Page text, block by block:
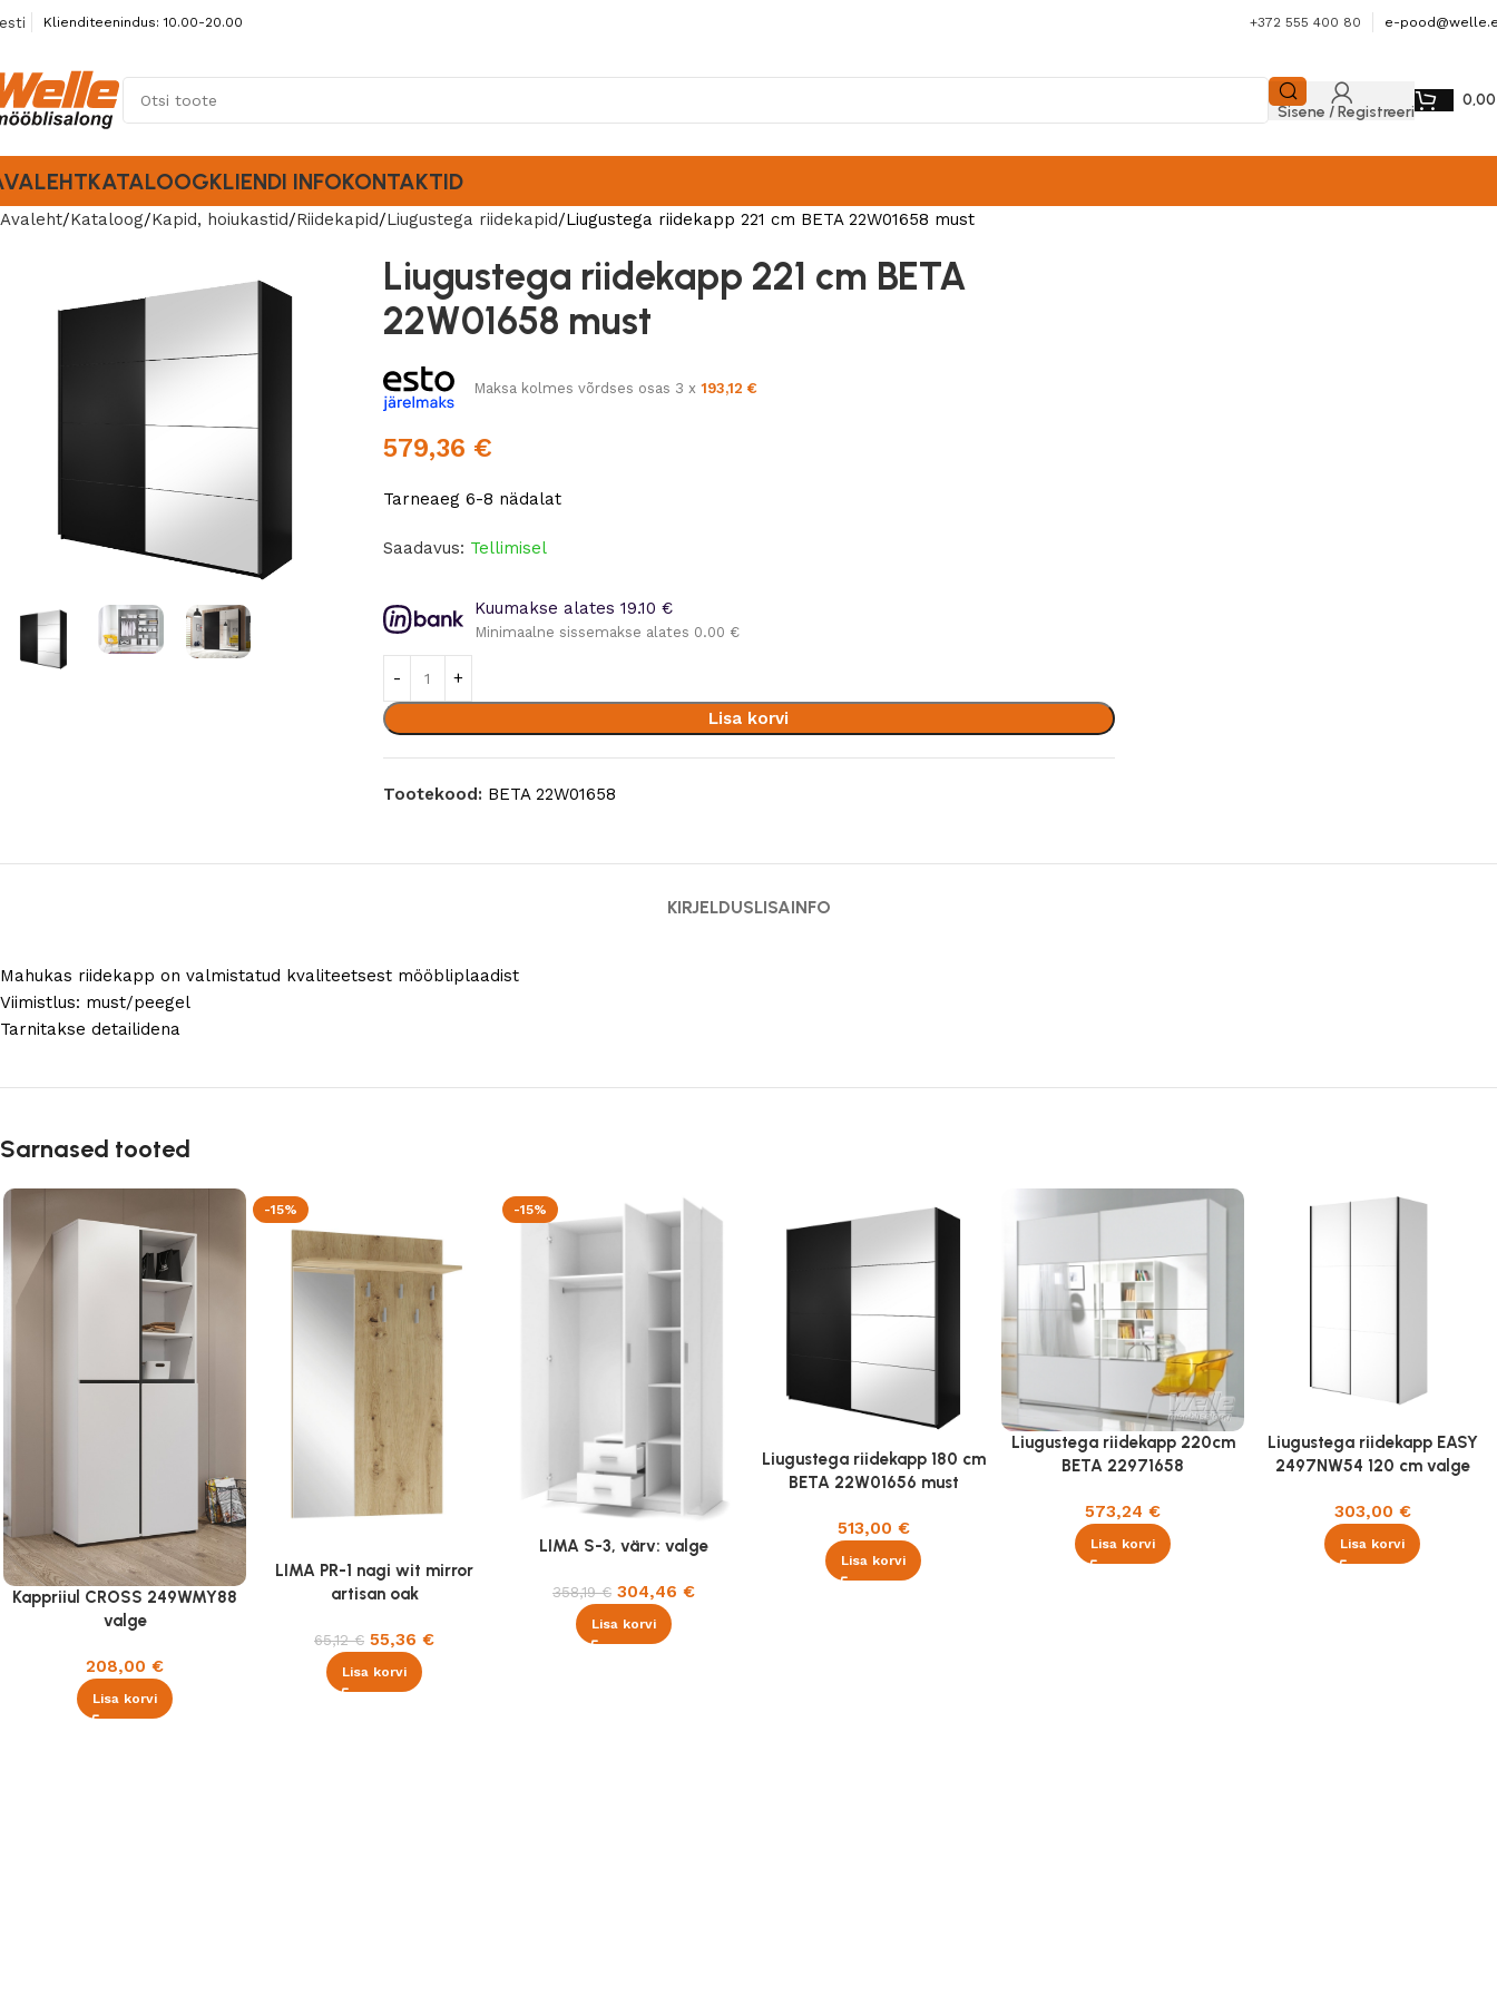
Klienditeenindus: 10.00-20.00 +372 555 400 80 e-
Sisene / Registreeri
KATALOOGKLIENDI INFOKONTAKTID
Avaleht Kataloog Kapid, hoiukastid Riidekapid Liugustega riidekapid Liugustega riidekapp 221 cm BETA 22W01658 must
Liugustega riidekapp 221 cm BETA
22W01658 must
Maksa kolmes võrdses osas 3 x 193,12 €
579,36 €
Tarneaeg 6-8 nädalat
Saadavus: Tellimisel
Kuumakse alates 19.10 €
Minimaalne sissemakse alates 0.00 €
Lisa korvi
Tootekood: BETA 22W01658
KIRJELDUSLISAINFO
Mahukas riidekapp on valmistatud kvaliteetsest mööbliplaadist
Viimistlus: must/peegel
Tarnitakse detailidena
Sarnased tooted
Kappriiul CROSS 249WMY88
valge
208,00 €
Lisa korvi
-15%
LIMA PR-1 nagi wit mirror
artisan oak
65,12€ 55,36 €
Lisa korvi
-15%
LIMA S-3, värv: valge
358,19€ 304,46 €
Lisa korvi
Liugustega riidekapp 180 cm
BETA 22W01656 must
513,00 €
Lisa korvi
Liugustega riidekapp 220cm
BETA 22971658
573,24 €
Lisa korvi
Liugustega riidekapp EASY
2497NW54 120 cm valge
303,00 €
Lisa korvi